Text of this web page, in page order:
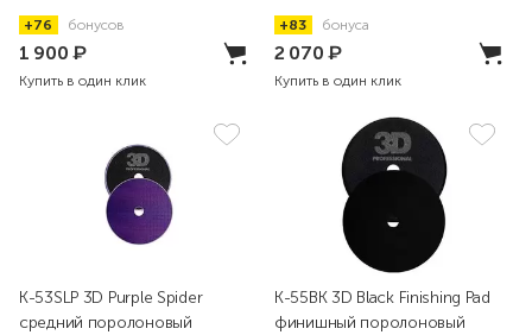
+76 бонусов
1 900₽
Купить в один клик
+83 бонуса
2 070₽
Купить в один клик
K-53SLP 3D Purple Spider
средний поролоновый
K-55BK 3D Black Finishing Pad
финишный поролоновый